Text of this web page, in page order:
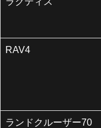
RAV4
ランドクルーザー70